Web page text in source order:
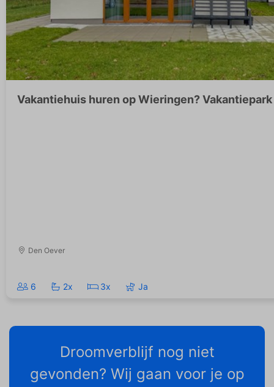
Vakantiehuis huren op Wieringen?
Den Oever
6 2x 3x Ja
Droomverblijf nog niet
gevonden? Wij gaan voor je op